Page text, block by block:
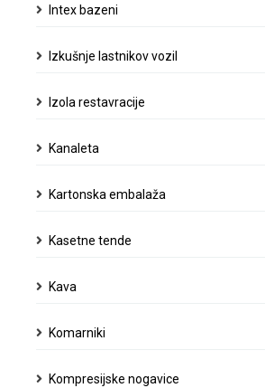
Intex bazeni
Izkušnje lastnikov vozil
Izola restavracije
Kanaleta
Kartonska embalaža
Kasetne tende
Kava
Komarniki
Kompresijske nogavice